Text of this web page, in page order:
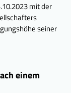
mit der
seiner
einem